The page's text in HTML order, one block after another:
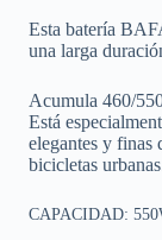
Esta batería
una larga
Acumula 460/
Está
elegantes y finas
bicicletas
CAPACIDAD: